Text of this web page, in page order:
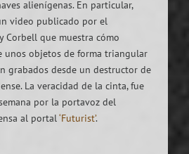
alienígenas. En particular,
video publicado por el
Corbell que muestra cómo
unos objetos de forma triangular
grabados desde un destructor de
La veracidad de la cinta, fue
por la portavoz del
al portal ‘Futurist’.